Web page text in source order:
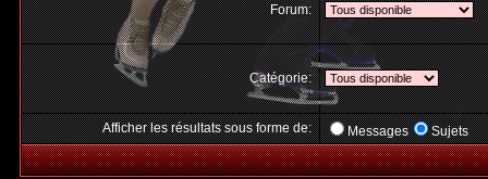
Forum:
Catégorie:
Afficher les résultats sous forme de: Messages Sujets